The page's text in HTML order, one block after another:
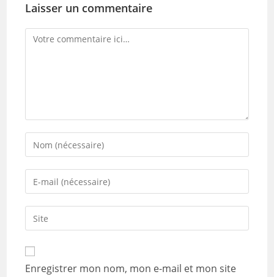
Laisser un commentaire
Comment
Enter
your
name
comment
Enter
your
email
address
comment
Saisir
l’URL
de
votre
site
Enregistrer mon nom, mon e-mail et mon site